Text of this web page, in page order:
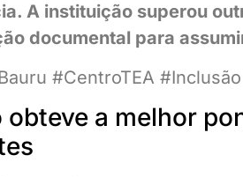
A instituição superou
documental para
#CentroTEA
a melhor